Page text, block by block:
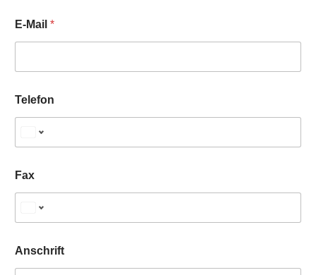
E-Mail *
Telefon
Fax
Anschrift